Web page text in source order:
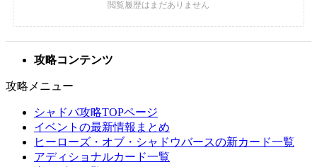
攻略コンテンツ
攻略メニュー
シャドバ攻略TOPページ
イベントの最新情報まとめ
ヒーローズ・オブ・シャドウバースの新カード一覧
アディショナルカード一覧